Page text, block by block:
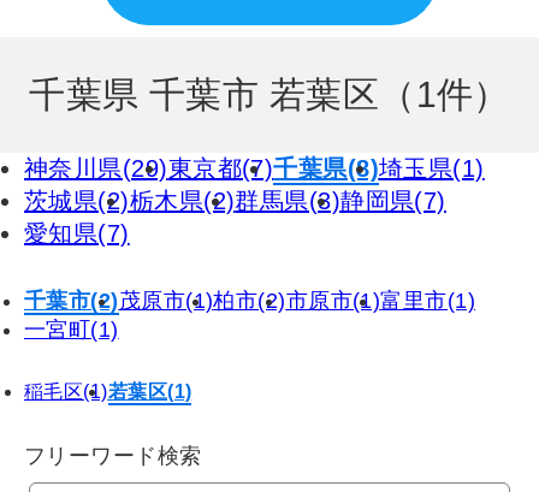
千葉県 千葉市 若葉区（1件）
神奈川県(29)東京都(7)千葉県(8)埼玉県(1)
茨城県(2)栃木県(2)群馬県(3)静岡県(7)
愛知県(7)
千葉市(2)茂原市(1)柏市(2)市原市(1)富里市(1)
一宮町(1)
稲毛区(1)若葉区(1)
フリーワード検索